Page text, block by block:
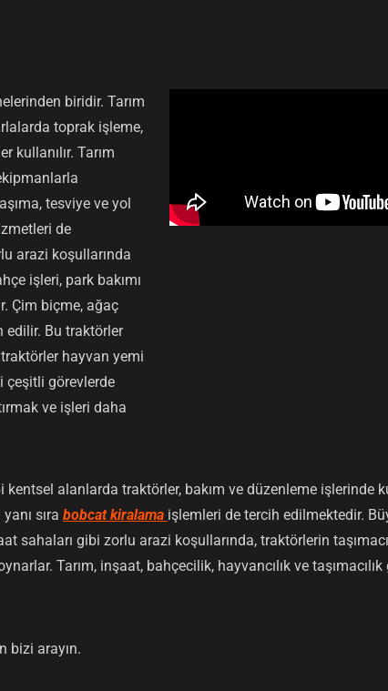
biridir. Tarım
toprak işleme,
kullanılır. Tarım
tesviye ve yol
de
arazi koşullarında
işleri, park bakımı
Çim biçme, ağaç
edilir. Bu traktörler
hayvan yemi
çeşitli görevlerde
ve işleri daha
alanlarda traktörler, bakım ve düzenleme işlerinde
sıra bobcat kiralama işlemleri de tercih edilmektedir.
sahaları gibi zorlu arazi koşullarında, traktörlerin
Tarım, inşaat, bahçecilik, hayvancılık ve
bizi arayın.